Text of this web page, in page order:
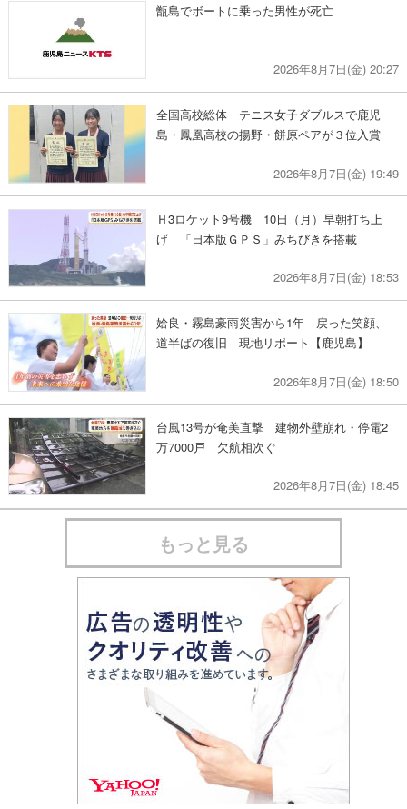
甑島でボートに乗った男性が死亡
2026年8月7日(金) 20:27
全国高校総体 テニス女子ダブルスで鹿児
島・鳳凰高校の揚野・餅原ペアが３位入賞
2026年8月7日(金) 19:49
Ｈ3ロケット9号機 10日（月）早朝打ち上
げ 「日本版ＧＰＳ」みちびきを搭載
2026年8月7日(金) 18:53
姶良・霧島豪雨災害から1年 戻った笑顔、
道半ばの復旧 現地リポート【鹿児島】
2026年8月7日(金) 18:50
台風13号が奄美直撃 建物外壁崩れ・停電2
万7000戸 欠航相次ぐ
2026年8月7日(金) 18:45
もっと見る